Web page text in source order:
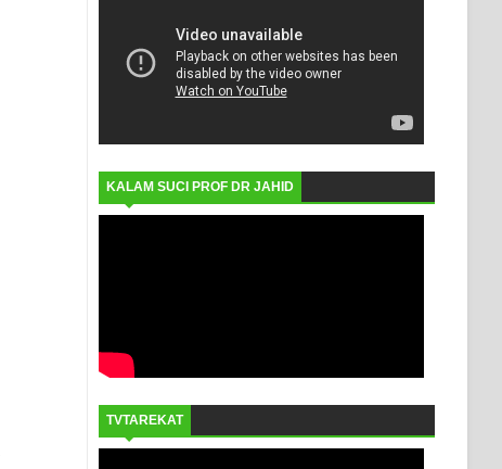
KALAM SUCI PROF DR JAHID
TVTAREKAT